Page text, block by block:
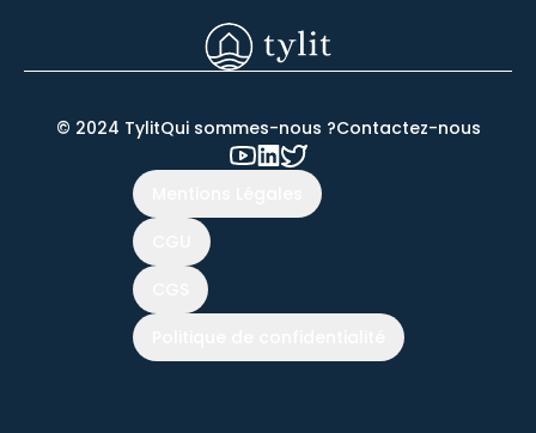
© 2024 TylitQui sommes-nous ?Contactez-nous